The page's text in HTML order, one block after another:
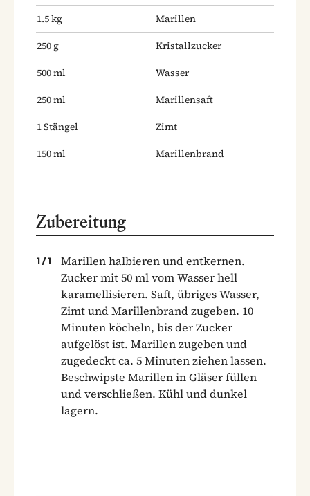
1.5kg
Marillen
250g
Kristallzucker
500ml
Wasser
250ml
Marillensaft
1Stängel
Zimt
150ml Marillenbrand
Zubereitung
1 /1
Marillen halbieren und entkernen.
Zucker mit 50 ml vom Wasser hell
karamellisieren. Saft, übriges Wasser,
Zimt und Marillenbrand zugeben. 10
Minuten köcheln, bis der Zucker
aufgelöst ist. Marillen zugeben und
zugedeckt ca. 5 Minuten ziehen lassen.
Beschwipste Marillen in Gläser füllen
und verschließen. Kühl und dunkel
lagern.